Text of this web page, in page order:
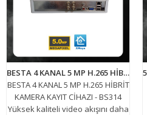
BESTA 4 KANAL 5 MP H.265 HİBRİT KAMERA KAYIT CİHAZI - BS314
BESTA 4 KANAL 5 MP H.265 HİBRİT
KAMERA KAYIT CİHAZI - BS314
Yüksek kaliteli video akışını daha